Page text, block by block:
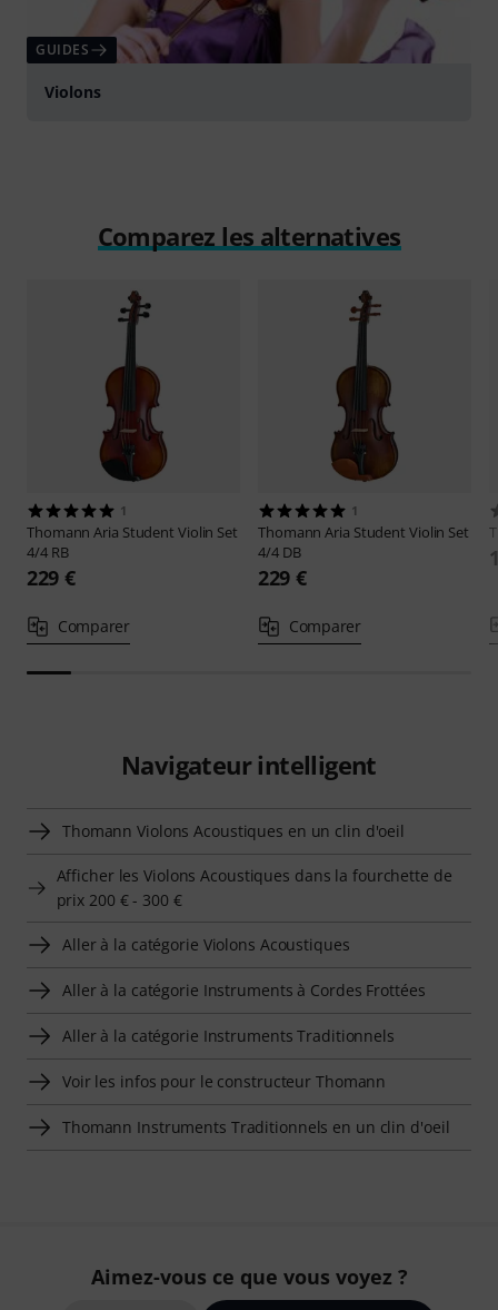
GUIDES
Violons
Comparez les alternatives
1
ThomannAria Student Violin Set
4/4 RB
229 €
Comparer
1
ThomannAria Student Violin Set
4/4 DB
229 €
Comparer
Navigateur intelligent
Thomann Violons Acoustiques en un clin d'oeil
Afficher les Violons Acoustiques dans la fourchette de
prix 200 € - 300 €
Aller à la catégorie Violons Acoustiques
Aller à la catégorie Instruments à Cordes Frottées
Aller à la catégorie Instruments Traditionnels
Voir les infos pour le constructeur Thomann
Thomann Instruments Traditionnels en un clin d'oeil
Aimez-vous ce que vous voyez ?